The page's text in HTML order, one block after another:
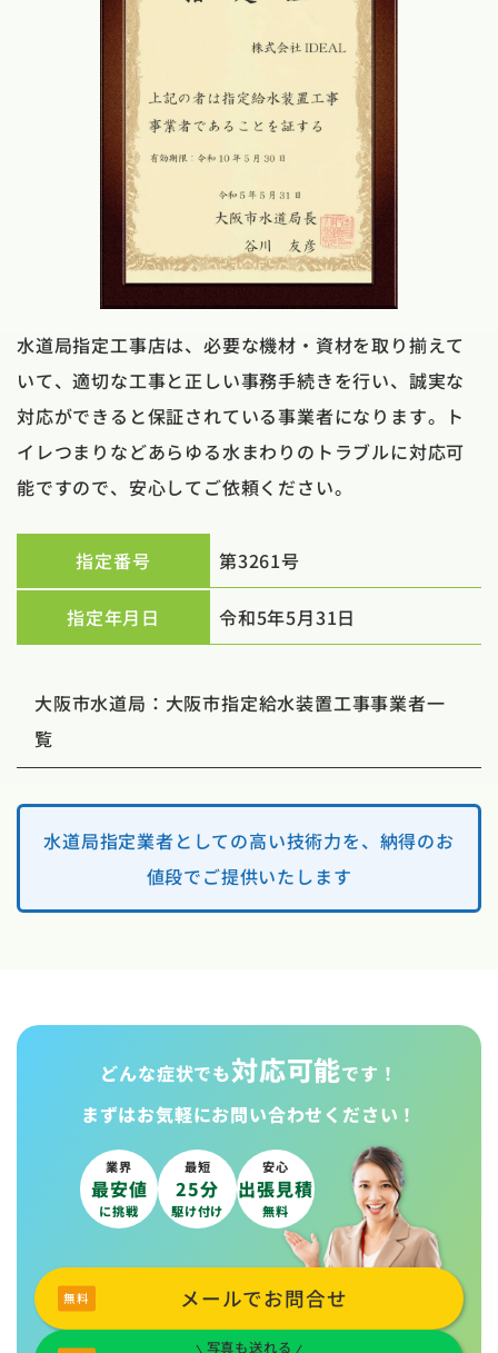
水道局指定工事店は、必要な機材・資材を取り揃えて
いて、適切な工事と正しい事務手続きを行い、誠実な
対応ができると保証されている事業者になります。ト
イレつまりなどあらゆる水まわりのトラブルに対応可
能ですので、安心してご依頼ください。
指定番号 第3261号
指定年月日 令和5年5月31日
大阪市水道局：大阪市指定給水装置工事事業者一
覧
水道局指定業者としての高い技術力を、納得のお
値段でご提供いたします
どんな症状でも対応可能です！
まずはお気軽にお問い合わせください！
業界
最安値
に挑戦
最短
25分
駆け付け
安心
出張見積
無料
メールでお問合せ
写真も送れる